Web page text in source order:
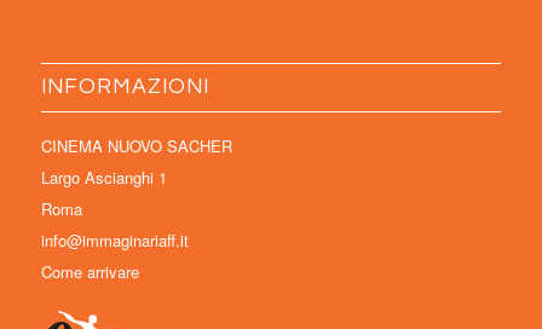
INFORMAZIONI
CINEMA NUOVO SACHER
Largo Ascianghi 1
Roma
info@immaginariaff.it
Come arrivare